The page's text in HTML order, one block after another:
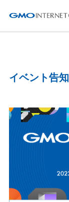
イベント告知